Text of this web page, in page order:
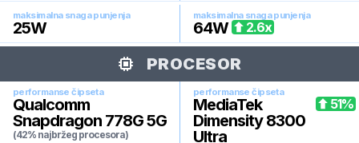
maksimalna snaga punjenja
25W
maksimalna snaga punjenja
64W 2.6x
PROCESOR
performanse čipseta
Qualcomm
Snapdragon 778G 5G
(42% najbržeg procesora)
performanse čipseta
MediaTek
Dimensity 8300
Ultra
51%